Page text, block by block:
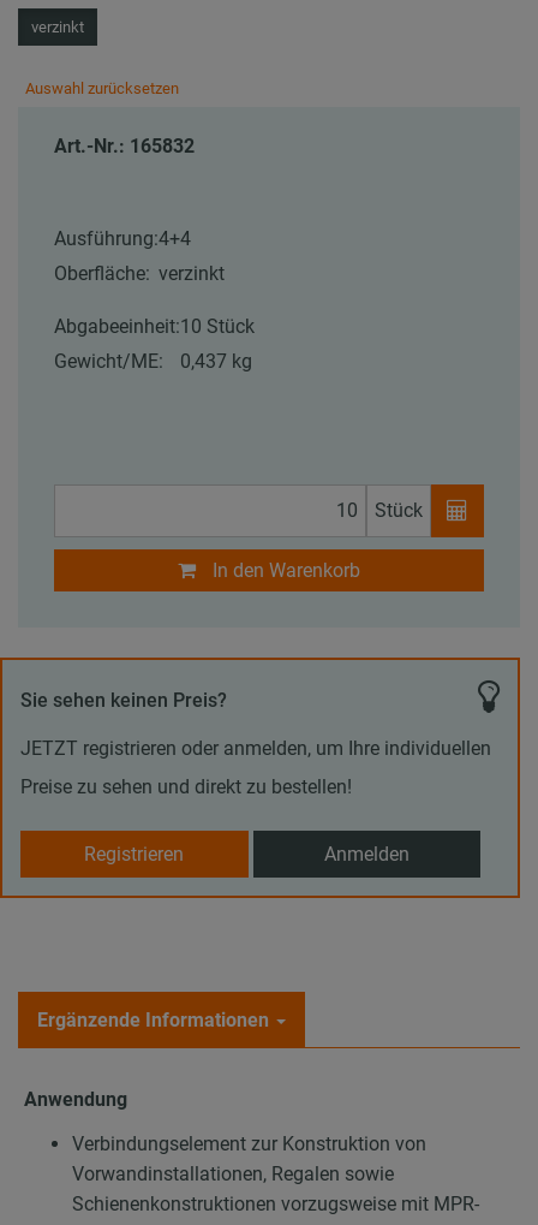
verzinkt
Auswahl zurücksetzen
Art.-Nr.: 165832
Ausführung:4+4
Oberfläche: verzinkt
Abgabeeinheit:10 Stück
Gewicht/ME:
0,437 kg
Stück
In den Warenkorb
Sie sehen keinen Preis?
JETZT registrieren oder anmelden, um Ihre individuellen
Preise zu sehen und direkt zu bestellen!
Registrieren Anmelden
Ergänzende Informationen
Anwendung
Verbindungselement zur Konstruktion von
Vorwandinstallationen, Regalen sowie
Schienenkonstruktionen vorzugsweise mit MPR-